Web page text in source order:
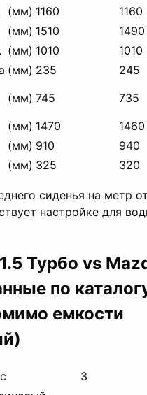
(мм) 1160
1160
(мм) 1510
1490
(мм) 1010
1010
(мм) 235
245
(мм) 745
735
(мм) 1470
1460
(мм) 910
940
(мм) 325 320
сиденья на метр
настройке для
Турбо vs
по
емкости
3